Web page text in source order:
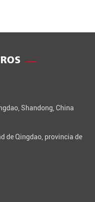
Shandong, China
de Qingdao, provincia de